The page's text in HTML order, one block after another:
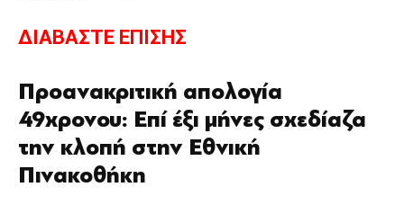
ΔΙΑΒΑΣΤΕ ΕΠΙΣΗΣ
Προανακριτική απολογία
49χρονου: Επί έξι μήνες σχεδίαζα
την κλοπή στην Εθνική
Πινακοθήκη